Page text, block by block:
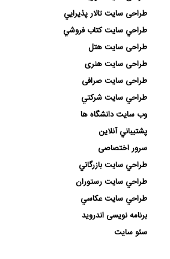
طراحی سایت تالار پذيرايي
طراحي سايت كتاب فروشي
طراحی سایت هتل
طراحی سایت هنری
طراحی سایت صرافی
طراحي سايت شركتي
وب سايت دانشگاه ها
پشتيباني آنلاين
سرور اختصاصی
طراحي سايت بازرگاني
طراحي سايت رستوران
طراحي سايت عكاسي
برنامه نویسی اندروید
سئو سایت